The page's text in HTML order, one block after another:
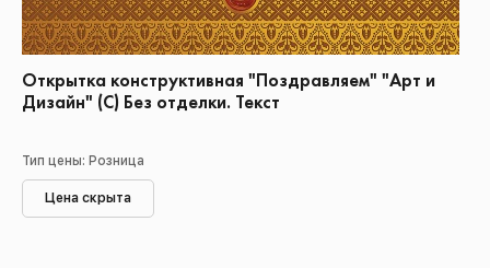
Открытка конструктивная "Поздравляем" "Арт и
Дизайн" (С) Без отделки. Текст
Тип цены: Розница
Цена скрыта